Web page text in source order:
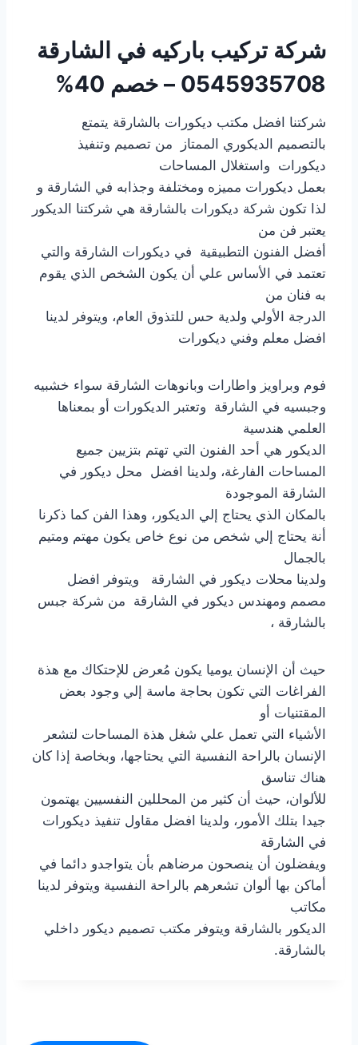
شركة تركيب باركيه في الشارقة
0545935708 – خصم 40%
شركتنا افضل مكتب ديكورات بالشارقة يتمتع
بالتصميم الديكوري الممتاز من تصميم وتنفيذ
ديكورات واستغلال المساحات
بعمل ديكورات مميزه ومختلفة وجذابه في الشارقة و
لذا تكون شركة ديكورات بالشارقة هي شركتنا الديكور
يعتبر فن من
أفضل الفنون التطبيقية في ديكورات الشارقة والتي
تعتمد في الأساس علي أن يكون الشخص الذي يقوم
به فنان من
الدرجة الأولي ولدية حس للتذوق العام، ويتوفر لدينا
افضل معلم وفني ديكورات
فوم وبراويز واطارات وبانوهات الشارقة سواء خشبيه
وجبسيه في الشارقة وتعتبر الديكورات أو بمعناها
العلمي هندسية
الديكور هي أحد الفنون التي تهتم بتزيين جميع
المساحات الفارغة، ولدينا افضل محل ديكور في
الشارقة الموجودة
بالمكان الذي يحتاج إلي الديكور، وهذا الفن كما ذكرنا
أنة يحتاج إلي شخص من نوع خاص يكون مهتم ومتيم
بالجمال
ولدينا محلات ديكور في الشارقة ويتوفر افضل
مصمم ومهندس ديكور في الشارقة من شركة جبس
بالشارقة ،
حيث أن الإنسان يوميا يكون مُعرض للإحتكاك مع هذة
الفراغات التي تكون بحاجة ماسة إلي وجود بعض
المقتنيات أو
الأشياء التي تعمل علي شغل هذة المساحات لتشعر
الإنسان بالراحة النفسية التي يحتاجها، وبخاصة إذا كان
هناك تناسق
للألوان، حيث أن كثير من المحللين النفسيين يهتمون
جيدا بتلك الأمور، ولدينا افضل مقاول تنفيذ ديكورات
في الشارقة
ويفضلون أن ينصحون مرضاهم بأن يتواجدو دائما في
أماكن بها ألوان تشعرهم بالراحة النفسية ويتوفر لدينا
مكاتب
الديكور بالشارقة ويتوفر مكتب تصميم ديكور داخلي
بالشارقة.